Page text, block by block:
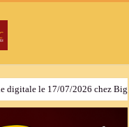
digitale le 17/07/2026 chez Big